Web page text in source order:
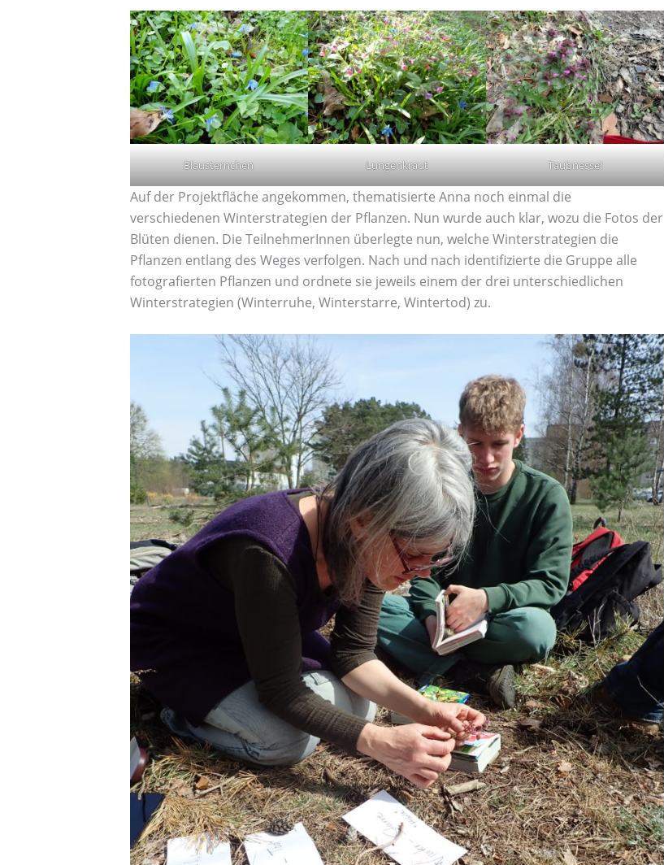
Blausternchen Lungenkraut Taubnessel
Auf der Projektfläche angekommen, thematisierte Anna noch einmal die
verschiedenen Winterstrategien der Pflanzen. Nun wurde auch klar, wozu die Fotos der
Blüten dienen. Die TeilnehmerInnen überlegte nun, welche Winterstrategien die
Pflanzen entlang des Weges verfolgen. Nach und nach identifizierte die Gruppe alle
fotografierten Pflanzen und ordnete sie jeweils einem der drei unterschiedlichen
Winterstrategien (Winterruhe, Winterstarre, Wintertod) zu.